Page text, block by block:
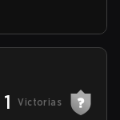
1 Victorias